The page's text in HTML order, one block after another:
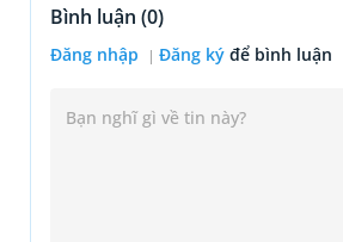
Bình luận (0)
Đăng nhập Đăng ký để bình luận